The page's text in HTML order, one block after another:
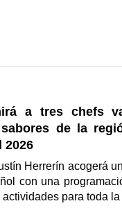
a tres chefs
de la
2026
Herrerín acogerá
con una
para toda